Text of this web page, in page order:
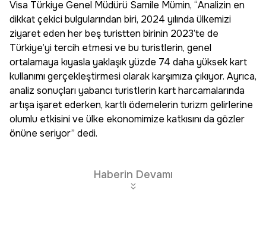
Visa Türkiye Genel Müdürü Samile Mümin, “Analizin en
dikkat çekici bulgularından biri, 2024 yılında ülkemizi
ziyaret eden her beş turistten birinin 2023’te de
Türkiye’yi tercih etmesi ve bu turistlerin, genel
ortalamaya kıyasla yaklaşık yüzde 74 daha yüksek kart
kullanımı gerçekleştirmesi olarak karşımıza çıkıyor. Ayrıca,
analiz sonuçları yabancı turistlerin kart harcamalarında
artışa işaret ederken, kartlı ödemelerin turizm gelirlerine
olumlu etkisini ve ülke ekonomimize katkısını da gözler
önüne seriyor” dedi.
Haberin Devamı